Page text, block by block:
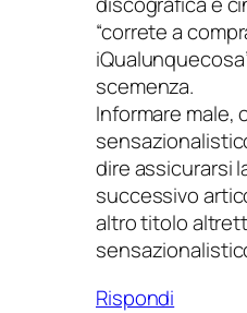
“correte a
scemenza.
Informare male,
dire assicurarsi
successivo
altro titolo
Rispondi